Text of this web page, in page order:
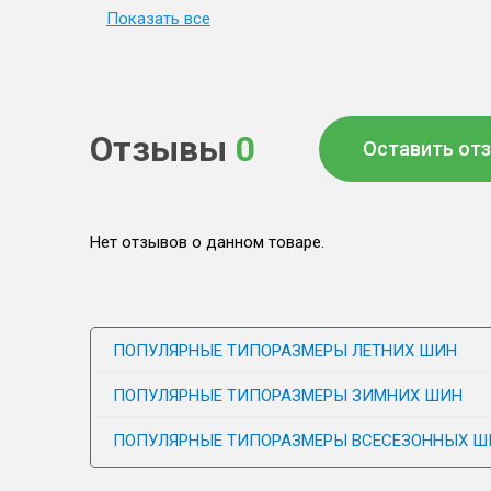
Показать все
Отзывы 0 Оставить
Нет отзывов о данном товаре.
ПОПУЛЯРНЫЕ ТИПОРАЗМЕРЫ ЛЕТНИХ ШИН
ПОПУЛЯРНЫЕ ТИПОРАЗМЕРЫ ЗИМНИХ ШИН
ПОПУЛЯРНЫЕ ТИПОРАЗМЕРЫ ВСЕСЕЗОННЫХ